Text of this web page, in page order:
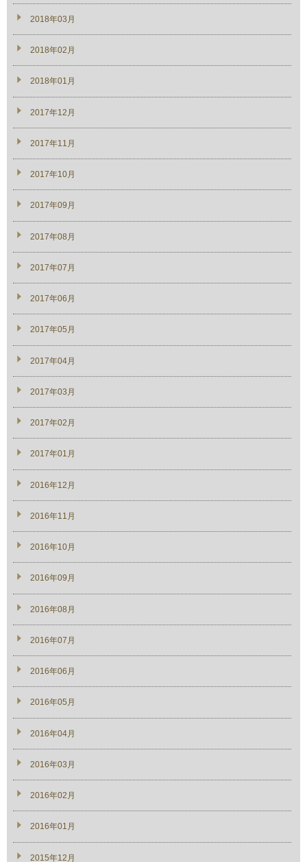
2018年03月
2018年02月
2018年01月
2017年12月
2017年11月
2017年10月
2017年09月
2017年08月
2017年07月
2017年06月
2017年05月
2017年04月
2017年03月
2017年02月
2017年01月
2016年12月
2016年11月
2016年10月
2016年09月
2016年08月
2016年07月
2016年06月
2016年05月
2016年04月
2016年03月
2016年02月
2016年01月
2015年12月